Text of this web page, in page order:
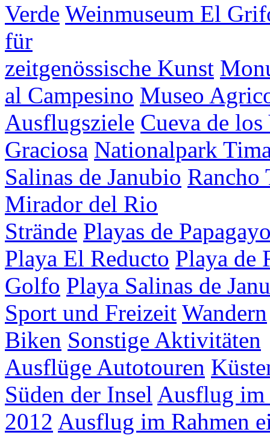
Verde Weinmuseum El
für
zeitgenössische Kunst
al Campesino Museo
Ausflugsziele Cueva de los
Graciosa Nationalpark
Salinas de Janubio Rancho
Mirador del Rio
Strände Playas de
Playa El Reducto Playa de
Golfo Playa Salinas de
Sport und Freizeit Wandern
Biken Sonstige Aktivitäten
Ausflüge Autotouren
Süden der Insel Ausflug im
2012 Ausflug im Rahmen